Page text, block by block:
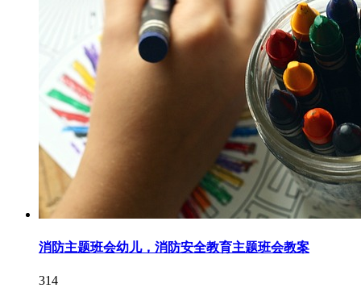
消防主题班会幼儿，消防安全教育主题班会教案
314